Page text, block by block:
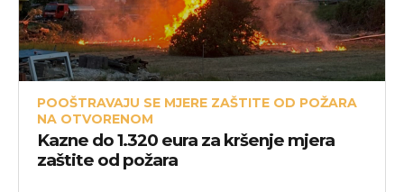
POOŠTRAVAJU SE MJERE ZAŠTITE OD POŽARA
NA OTVORENOM
Kazne do 1.320 eura za kršenje mjera
zaštite od požara